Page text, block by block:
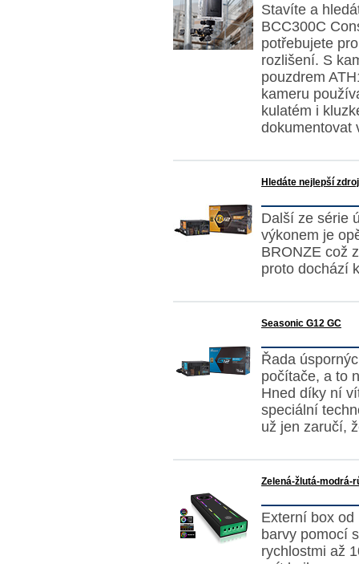
Stavíte a
BCC300C
potřebujete
rozlišení. S
pouzdrem
kameru
kulatém i
dokumentovat
Hledáte nejlepší
Další ze série
výkonem je
BRONZE což
proto dochází
Seasonic G12 GC
Řada
počítače, a to
Hned díky ní
speciální
už jen zaručí,
Zelená-žlutá-modrá-
Externí box
barvy pomocí
rychlostmi až